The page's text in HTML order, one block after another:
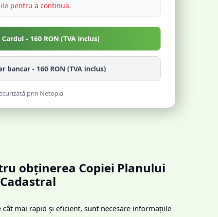
pentru a continua.
- 160 RON (TVA inclus)
bancar - 160 RON (TVA inclus)
prin Netopia
obținerea Copiei Planului
Cadastral
cât mai rapid și eficient, sunt necesare informațiile